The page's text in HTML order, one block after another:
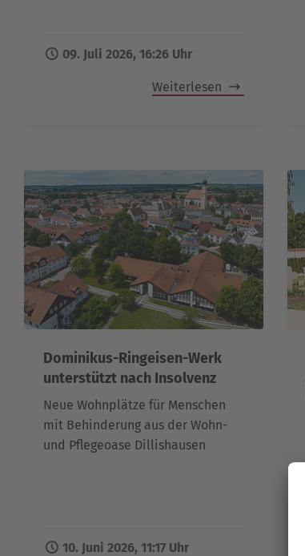
09. Juli 2026, 16:26 Uhr
Weiterlesen
Dominikus-Ringeisen-Werk
unterstützt nach Insolvenz
Neue Wohnplätze für Menschen
mit Behinderung aus der Wohn-
und Pflegeoase Dillishausen
10. Juni 2026, 11:17 Uhr